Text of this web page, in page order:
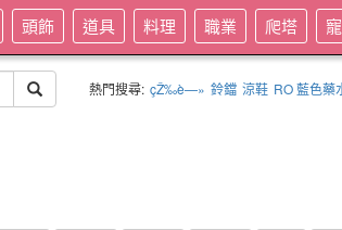
頭飾 道具 料理 職業 爬塔
熱門搜尋: çŽ‰è—» 鈴鐺 涼鞋 RO 藍色藥